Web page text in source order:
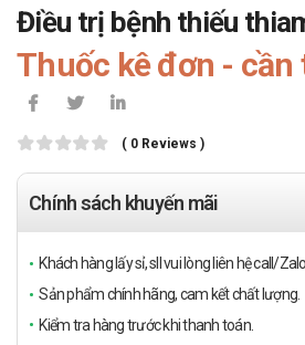
Điều trị bệnh thiếu
Thuốc kê đơn - cần
( 0 Reviews )
Chính sách khuyến mãi
Khách hàng lấy sỉ, sll vui lòng liên hệ call/
Sản phẩm chính hãng, cam kết chất lượng.
Kiểm tra hàng trước khi thanh toán.